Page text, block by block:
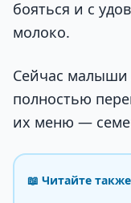
бояться и с
молоко.
Сейчас малыши
полностью
их меню —
📖 Читайте также